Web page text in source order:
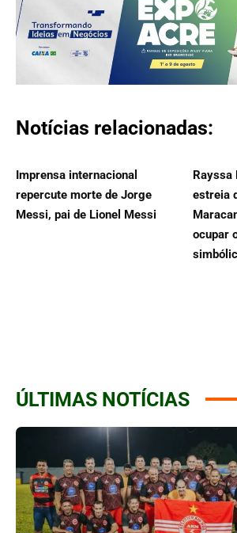
Notícias relacionadas:
Imprensa internacional
repercute morte de Jorge
Messi, pai de Lionel Messi
Rayssa
estreia
ocupar
ÚLTIMAS NOTÍCIAS